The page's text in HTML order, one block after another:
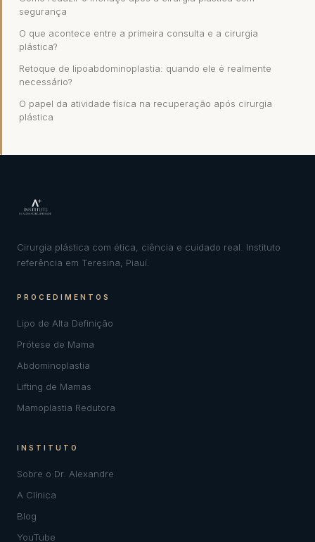
segurança
O que acontece entre a primeira consulta e a cirurgia
plástica?
Retoque de lipoabdominoplastia: quando ele é realmente
necessário?
O papel da atividade física na recuperação após cirurgia
plástica
Cirurgia plástica com ética, ciência e cuidado real. Instituto
referência em Teresina, Piauí.
PROCEDIMENTOS
Lipo de Alta Definição
Prótese de Mama
Abdominoplastia
Lifting de Mamas
Mamoplastia Redutora
INSTITUTO
Sobre o Dr. Alexandre
A Clínica
Blog
YouTube